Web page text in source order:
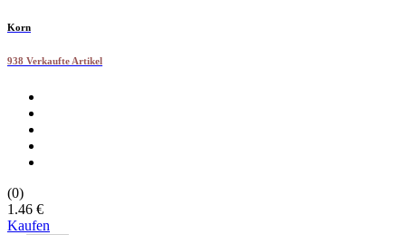
Korn
938 Verkaufte Artikel
(0)
1.46 €
Kaufen